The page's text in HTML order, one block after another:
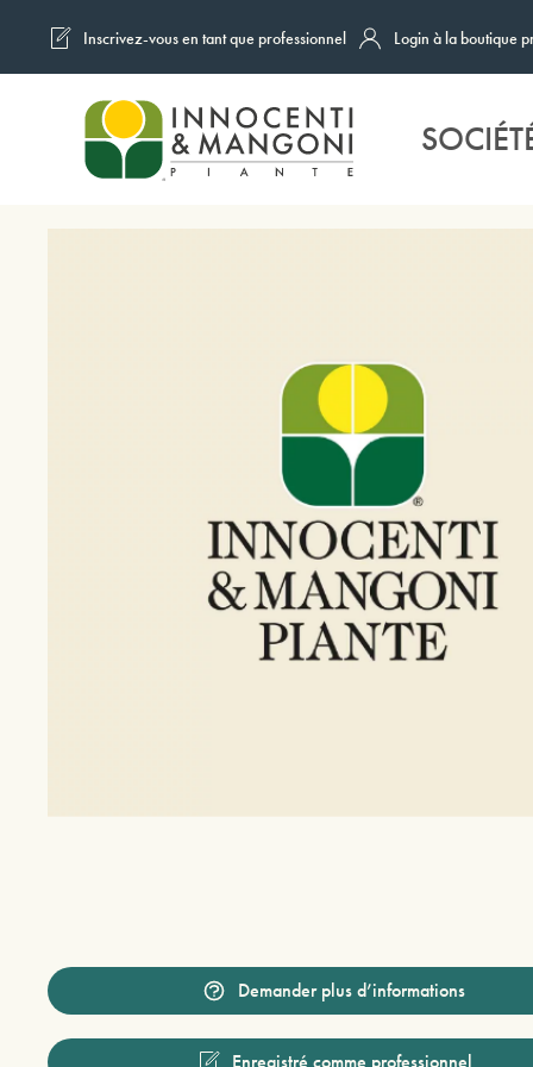
Skip to main content
Inscrivez-vous en tant que professionnel Login à la boutique
Demander plus d’informations
Enregistré comme professionnel